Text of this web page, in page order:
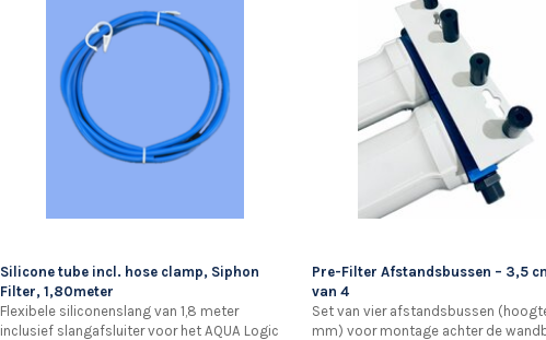
Silicone tube incl. hose clamp, Siphon
Filter, 1,80meter
Flexibele siliconenslang van 1,8 meter
inclusief slangafsluiter voor het AQUA Logic
Pre-Filter Afstandsbussen – 3,5
van 4
Set van vier afstandsbussen
mm) voor montage achter de